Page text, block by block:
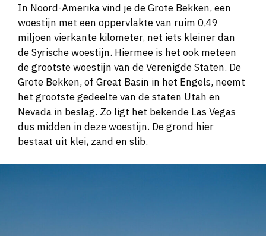
In Noord-Amerika vind je de Grote Bekken, een
woestijn met een oppervlakte van ruim 0,49
miljoen vierkante kilometer, net iets kleiner dan
de Syrische woestijn. Hiermee is het ook meteen
de grootste woestijn van de Verenigde Staten. De
Grote Bekken, of Great Basin in het Engels, neemt
het grootste gedeelte van de staten Utah en
Nevada in beslag. Zo ligt het bekende Las Vegas
dus midden in deze woestijn. De grond hier
bestaat uit klei, zand en slib.